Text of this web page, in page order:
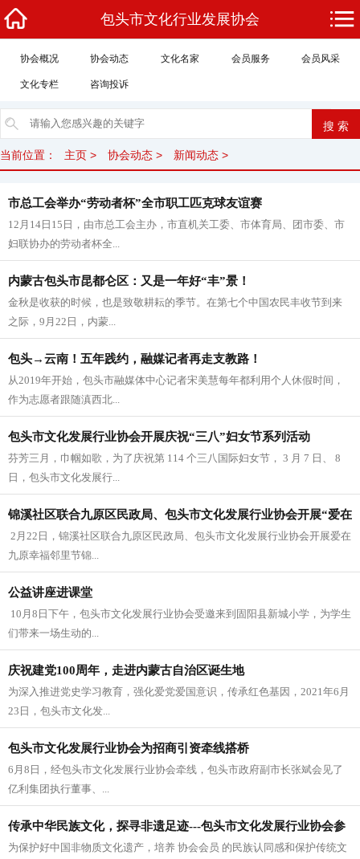
包头市文化行业发展协会
协会概况 协会动态 文化名家 会员服务 会员风采
文化专栏 咨询投诉
当前位置： 主页 > 协会动态 > 新闻动态 >
市总工会举办“劳动者杯”全市职工匹克球友谊赛
12月14日15日，由市总工会主办，市直机关工委、市体育局、团市委、市
妇联协办的劳动者杯全...
内蒙古包头市昆都仑区：又是一年好“丰”景！
金秋是收获的时候，也是致敬耕耘的季节。在第七个中国农民丰收节到来
之际，9月22日，内蒙...
包头→云南！五年践约，融媒记者再走支教路！
从2019年开始，包头市融媒体中心记者宋美慧每年都利用个人休假时间，
作为志愿者跟随滇西北...
包头市文化发展行业协会开展庆祝“三八”妇女节系列活动
芬芳三月，巾帼如歌，为了庆祝第 114 个三八国际妇女节， 3 月 7 日、 8
日，包头市文化发展行...
锦溪社区联合九原区民政局、包头市文化发展行业协会开展“爱在
九原
​ 2月22日，锦溪社区联合九原区民政局、包头市文化发展行业协会开展爱在
九原幸福邻里节锦...
公益讲座进课堂
​ 10月8日下午，包头市文化发展行业协会受邀来到固阳县新城小学，为学生
们带来一场生动的...
庆祝建党100周年，走进内蒙古自治区诞生地
​为深入推进党史学习教育，强化爱党爱国意识，传承红色基因，2021年6月
23日，包头市文化发...
包头市文化发展行业协会为招商引资牵线搭桥
​6月8日，经包头市文化发展行业协会牵线，包头市政府副市长张斌会见了
亿利集团执行董事、...
传承中华民族文化，探寻非遗足迹---包头市文化发展行业协会参
观中央
为保护好中国非物质文化遗产，培养 协会会员 的民族认同感和保护传统文